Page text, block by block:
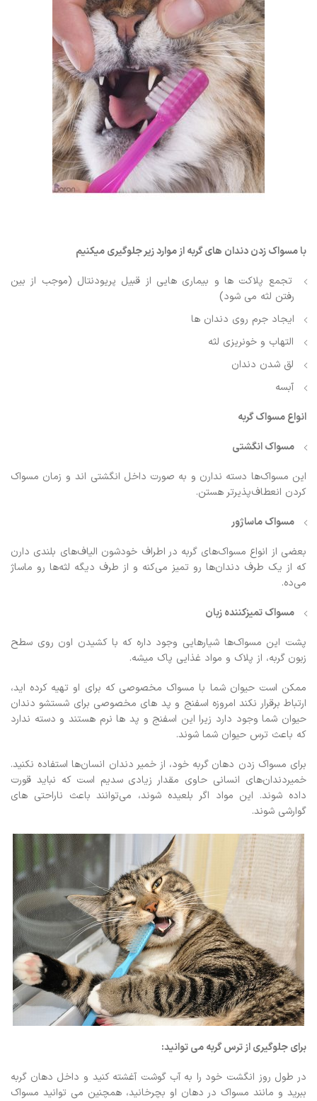
با مسواک زدن دندان های گربه از موارد زیر جلوگیری میکنیم
تجمع پلاکت ها و بیماری هایی از قبیل پریودنتال (موجب از بین
رفتن لثه می شود)
ایجاد جرم روی دندان ها
التهاب و خونریزی لثه
لق شدن دندان
آبسه
انواع مسواک گربه
مسواک انگشتی
این مسواک‌ها دسته ندارن و به صورت داخل انگشتی اند و زمان مسواک
کردن انعطاف‌پذیرتر هستن.
مسواک ماساژور
بعضی از انواع مسواک‌های گربه در اطراف خودشون الیاف‌های بلندی دارن
که از یک طرف دندان‌ها رو تمیز می‌کنه و از طرف دیگه لثه‌ها رو ماساژ
می‌ده.
مسواک تمیزکننده زبان
پشت این مسواک‌ها شیارهایی وجود داره که با کشیدن اون روی سطح
زبون گربه، از پلاک و مواد غذایی پاک میشه.
ممکن است حیوان شما با مسواک مخصوصی که برای او تهیه کرده اید،
ارتباط برقرار نکند امروزه اسفنج و پد های مخصوصی برای شستشو دندان
حیوان شما وجود دارد زیرا این اسفنج و پد ها نرم هستند و دسته ندارد
که باعث ترس حیوان شما شوند.
برای مسواک زدن دهان گربه خود، از خمیر دندان انسان‌ها استفاده نکنید.
خمیردندان‌های انسانی حاوی مقدار زیادی سدیم است که نباید قورت
داده شوند. این مواد اگر بلعیده شوند، می‌توانند باعث ناراحتی های
گوارشی شوند.
برای جلوگیری از ترس گربه می توانید:
در طول روز انگشت خود را به آب گوشت آغشته کنید و داخل دهان گربه
ببرید و مانند مسواک در دهان او بچرخانید، همچنین می توانید مسواک